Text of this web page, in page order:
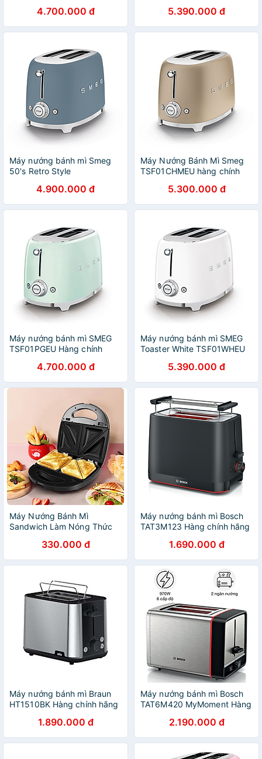
4.700.000 đ 5.390.000 đ
Máy nướng bánh mì Smeg
50's Retro Style
4.900.000 đ
Máy Nướng Bánh Mì Smeg
TSF01CHMEU hàng chính
5.300.000 đ
Máy nướng bánh mì SMEG
TSF01PGEU Hàng chính
4.700.000 đ
Máy nướng bánh mì SMEG
Toaster White TSF01WHEU
5.390.000 đ
Máy Nướng Bánh Mì
Sandwich Làm Nóng Thức
Dễ Sử Dụng - Hàng Nhập
Khẩu
330.000 đ
Máy nướng bánh mì Bosch
TAT3M123 Hàng chính hãng
1.690.000 đ
Máy nướng bánh mì Braun
HT1510BK Hàng chính hãng
1.890.000 đ
Máy nướng bánh mì Bosch
TAT6M420 MyMoment Hàng
2.190.000 đ